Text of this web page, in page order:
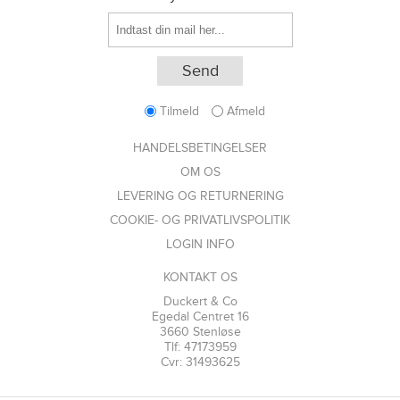
Tilmeld Afmeld
HANDELSBETINGELSER
OM OS
LEVERING OG RETURNERING
COOKIE- OG PRIVATLIVSPOLITIK
LOGIN INFO
KONTAKT OS
Duckert & Co
Egedal Centret 16
3660 Stenløse
Tlf: 47173959
Cvr: 31493625